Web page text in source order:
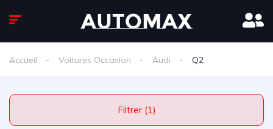
Accueil Voitures Occasion Audi Q2
Filtrer (1)